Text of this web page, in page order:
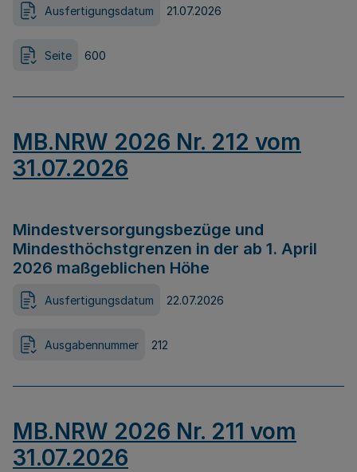
Ausfertigungsdatum 21.07.2026
Seite 600
MB.NRW 2026 Nr. 212 vom
31.07.2026
Mindestversorgungsbezüge und
Mindesthöchstgrenzen in der ab 1. April
2026 maßgeblichen Höhe
Ausfertigungsdatum 22.07.2026
Ausgabennummer 212
MB.NRW 2026 Nr. 211 vom
31.07.2026